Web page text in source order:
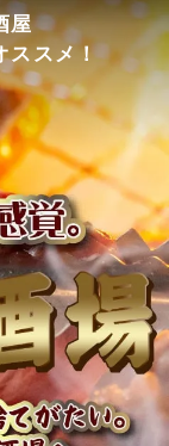
屋
ススメ！